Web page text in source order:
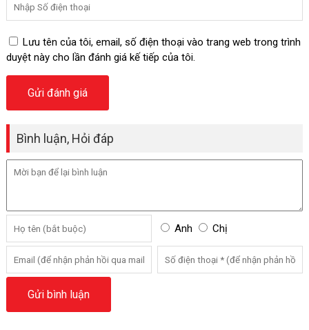
Lưu tên của tôi, email, số điện thoại vào trang web trong trình
duyệt này cho lần đánh giá kế tiếp của tôi.
Bình luận, Hỏi đáp
Anh Chị